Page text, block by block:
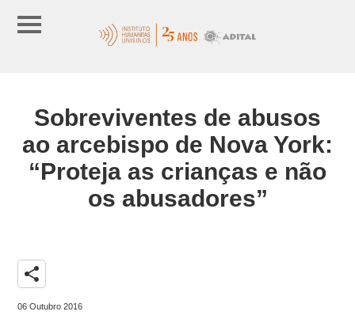
Sobreviventes de abusos
ao arcebispo de Nova York:
“Proteja as crianças e não
os abusadores”
share
06 Outubro 2016